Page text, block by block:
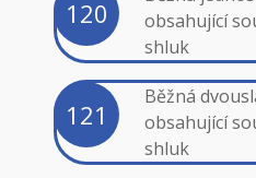
120
obsahující
shluk
121
Běžná
obsahující
shluk